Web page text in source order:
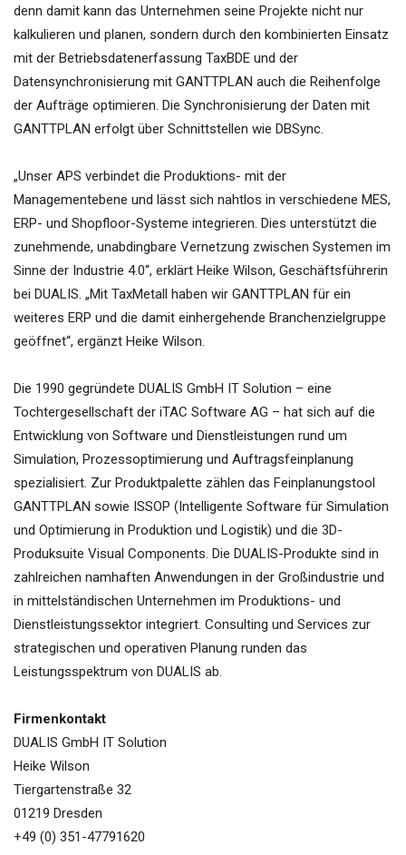
denn damit kann das Unternehmen seine Projekte nicht nur
kalkulieren und planen, sondern durch den kombinierten Einsatz
mit der Betriebsdatenerfassung TaxBDE und der
Datensynchronisierung mit GANTTPLAN auch die Reihenfolge
der Aufträge optimieren. Die Synchronisierung der Daten mit
GANTTPLAN erfolgt über Schnittstellen wie DBSync.
„Unser APS verbindet die Produktions- mit der
Managementebene und lässt sich nahtlos in verschiedene MES,
ERP- und Shopfloor-Systeme integrieren. Dies unterstützt die
zunehmende, unabdingbare Vernetzung zwischen Systemen im
Sinne der Industrie 4.0“, erklärt Heike Wilson, Geschäftsführerin
bei DUALIS. „Mit TaxMetall haben wir GANTTPLAN für ein
weiteres ERP und die damit einhergehende Branchenzielgruppe
geöffnet“, ergänzt Heike Wilson.
Die 1990 gegründete DUALIS GmbH IT Solution – eine
Tochtergesellschaft der iTAC Software AG – hat sich auf die
Entwicklung von Software und Dienstleistungen rund um
Simulation, Prozessoptimierung und Auftragsfeinplanung
spezialisiert. Zur Produktpalette zählen das Feinplanungstool
GANTTPLAN sowie ISSOP (Intelligente Software für Simulation
und Optimierung in Produktion und Logistik) und die 3D-
Produksuite Visual Components. Die DUALIS-Produkte sind in
zahlreichen namhaften Anwendungen in der Großindustrie und
in mittelständischen Unternehmen im Produktions- und
Dienstleistungssektor integriert. Consulting und Services zur
strategischen und operativen Planung runden das
Leistungsspektrum von DUALIS ab.
Firmenkontakt
DUALIS GmbH IT Solution
Heike Wilson
Tiergartenstraße 32
01219 Dresden
+49 (0) 351-47791620